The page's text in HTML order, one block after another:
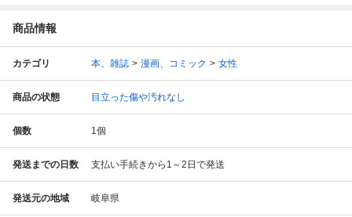
商品情報
カテゴリ 本、雑誌 漫画、コミック 女性
商品の状態 目立った傷や汚れなし
個数 1個
発送までの日数 支払い手続きから1～2日で発送
発送元の地域 岐阜県